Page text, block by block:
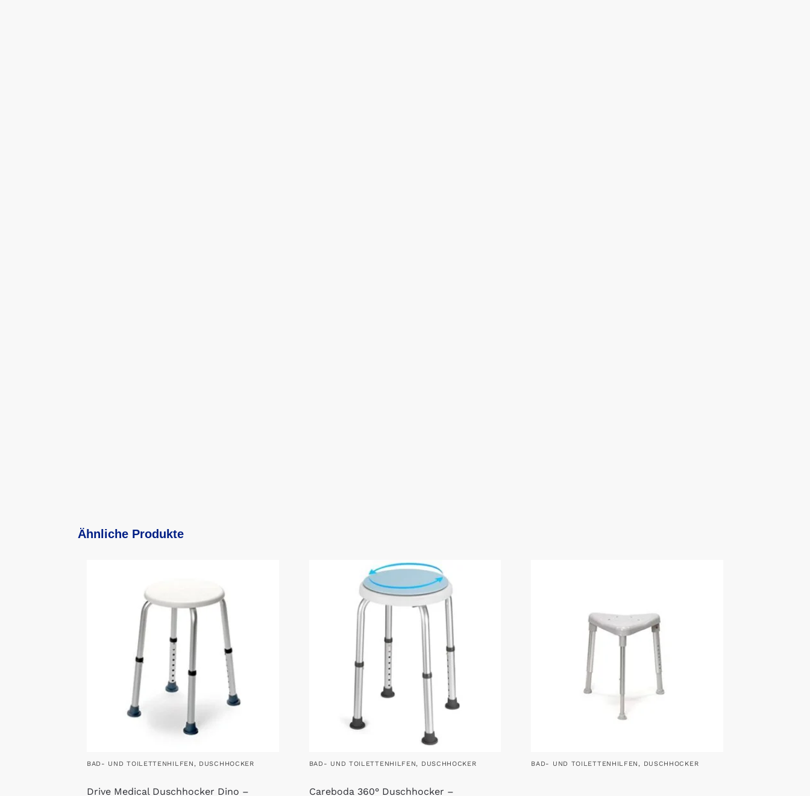
Ähnliche Produkte
BAD- UND TOILETTENHILFEN, DUSCHHOCKER
Drive Medical Duschhocker Dino –
BAD- UND TOILETTENHILFEN, DUSCHHOCKER
Careboda 360° Duschhocker –
BAD- UND TOILETTENHILFEN, DUSCHHOCKER